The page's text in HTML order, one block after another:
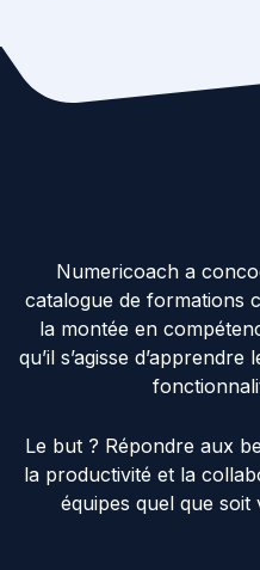
Numericoach a
catalogue de formations
la montée en
qu’il s’agisse
Le but ? Répondre aux
la productivité et la
équipes quel que soit